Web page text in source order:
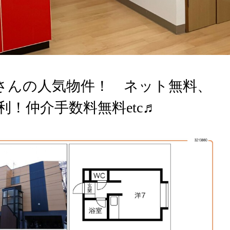
の人気物件！ ネット無料、
！仲介手数料無料etc♬